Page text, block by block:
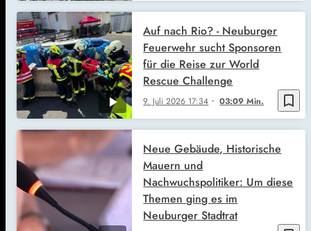
bookmark_border
9. Juli 2026 17:34 03:09 Min.
Auf nach Rio? - Neuburger
Feuerwehr sucht Sponsoren
für die Reise zur World
Rescue Challenge
Neue Gebäude, Historische
Mauern und
Nachwuchspolitiker: Um diese
Themen ging es im
Neuburger Stadtrat